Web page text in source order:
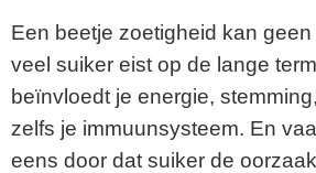
Een beetje zoetigheid kan
veel suiker eist op de lange
beïnvloedt je energie,
zelfs je immuunsysteem. En
eens door dat suiker de